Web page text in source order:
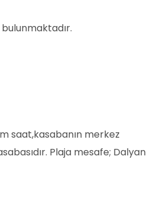
saat,kasabanın merkez
Plaja mesafe; Dalyan